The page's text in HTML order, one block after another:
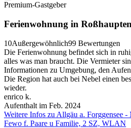
Premium-Gastgeber
Ferienwohnung in Roßhaupten
10Außergewöhnlich99 Bewertungen
Die Ferienwohnung befindet sich in
alles was man braucht. Die Vermieter
Informationen zu Umgebung, den
Die Region hat auch bei Nebel einen
wieder.
enrico k.
Aufenthalt im Feb. 2024
Weitere Infos zu Allgäu a. Forggensee -
Fewo f. Paare u Familie, 2 SZ, WLAN